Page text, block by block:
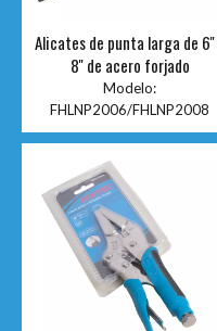
Alicates de punta larga de
8'' de acero forjado
Modelo:
FHLNP2006/FHLNP2008